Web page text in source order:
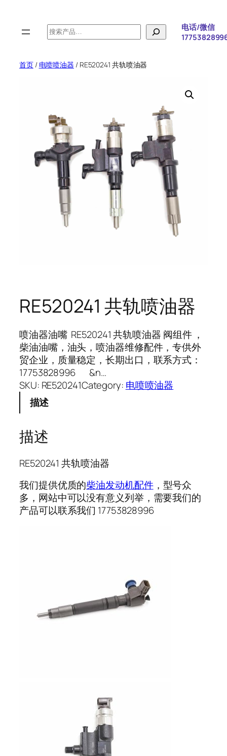
搜
索
电话/微信
首页/ 电喷喷油器 / RE520241 共轨喷油器
RE520241 共轨喷油器
喷油器油嘴 RE520241 共轨喷油器 阀组件 ，
柴油油嘴，油头，喷油器维修配件，专供外
贸企业，质量稳定，长期出口，联系方式：
17753828996 &n…
SKU: RE520241Category: 电喷喷油器
描述
描述
RE520241 共轨喷油器
我们提供优质的柴油发动机配件，型号众
多，网站中可以没有意义列举，需要我们的
产品可以联系我们 17753828996